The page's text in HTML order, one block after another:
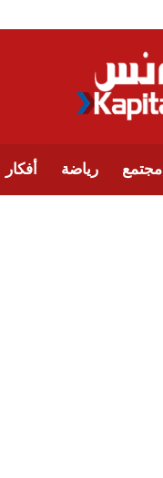
مجتمع رياضة أفكار